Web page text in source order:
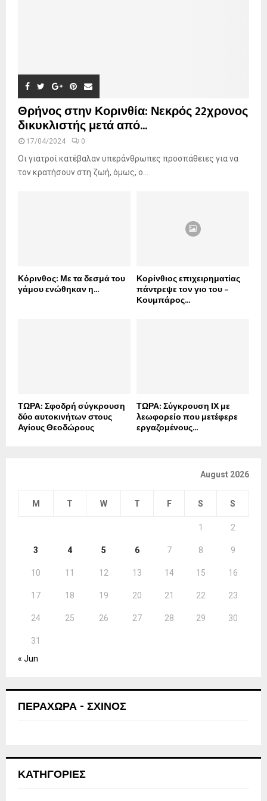
Θρήνος στην Κορινθία: Νεκρός 22χρονος
δικυκλιστής μετά από...
17/04/2024 0
Οι γιατροί κατέβαλαν υπεράνθρωπες προσπάθειες για να
τον κρατήσουν στη ζωή, όμως, ο...
Κόρινθος: Με τα δεσμά του
γάμου ενώθηκαν η...
Κορίνθιος επιχειρηματίας
πάντρεψε τον γιο του –
Κουμπάρος...
ΤΩΡΑ: Σφοδρή σύγκρουση
δύο αυτοκινήτων στους
Αγίους Θεοδώρους
ΤΩΡΑ: Σύγκρουση ΙΧ με
λεωφορείο που μετέφερε
εργαζομένους...
August 2026
M T W T F S S
1 2
3 4 5 6 7 8 9
10 11 12 13 14 15 16
17 18 19 20 21 22 23
24 25 26 27 28 29 30
31
« Jun
ΠΕΡΑΧΩΡΑ - ΣΧΙΝΟΣ
ΚΑΤΗΓΟΡΙΕΣ